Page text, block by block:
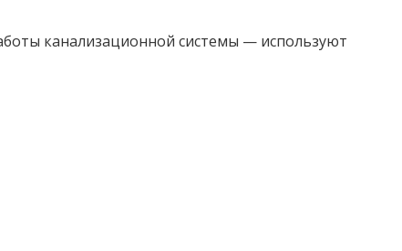
канализационной системы — используют